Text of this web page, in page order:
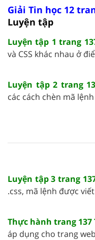
Giải Tin học 12
Luyện tập
Luyện tập 1 trang
và CSS khác nhau ở
Luyện tập 2 trang
các cách chèn mã
Luyện tập 3 trang
.css, mã lệnh được
Thực hành trang 137
áp dụng cho trang